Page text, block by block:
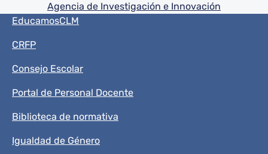
Agencia de Investigación e Innovación
Menú del pie
EducamosCLM
CRFP
Consejo Escolar
Portal de Personal Docente
Biblioteca de normativa
Igualdad de Género